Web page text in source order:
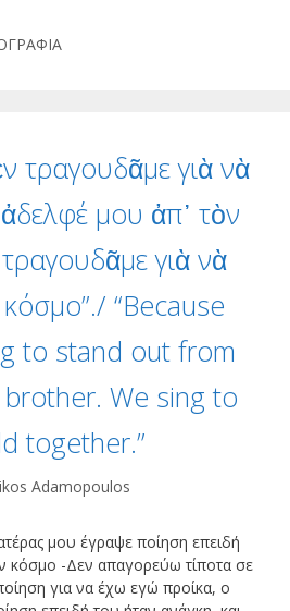
τραγουδᾶμε γιὰ νὰ
μου ἀπ᾿ τὸν
γιὰ νὰ
“Because
to stand out from
We sing to
together.”
Adamopoulos
μου έγραψε ποίηση επειδή
κόσμο -Δεν απαγορεύω τίποτα σε
για να έχω εγώ προίκα, ο